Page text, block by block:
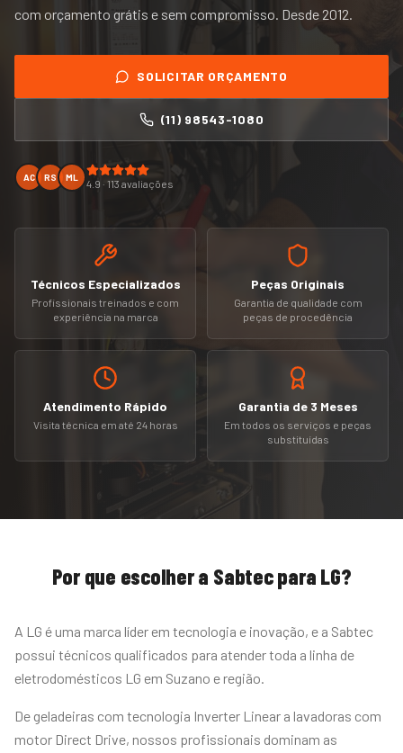
com orçamento grátis e sem compromisso. Desde 2012.
SOLICITAR ORÇAMENTO
(11) 98543-1080
AC RS ML
4.9 · 113 avaliações
Técnicos Especializados
Profissionais treinados e com
experiência na marca
Peças Originais
Garantia de qualidade com
peças de procedência
Atendimento Rápido
Visita técnica em até 24 horas
Garantia de 3 Meses
Em todos os serviços e peças
substituídas
Por que escolher a Sabtec para LG?
A LG é uma marca líder em tecnologia e inovação, e a Sabtec
possui técnicos qualificados para atender toda a linha de
eletrodomésticos LG em Suzano e região.
De geladeiras com tecnologia Inverter Linear a lavadoras com
motor Direct Drive, nossos profissionais dominam as